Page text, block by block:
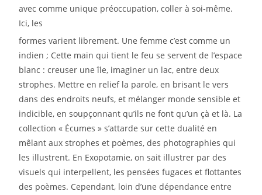
avec comme unique préoccupation, coller à soi-même.
Ici, les
formes varient librement. Une femme c’est comme un
indien ; Cette main qui tient le feu se serventde l’espace
blanc : creuser une île, imaginer un lac, entre deux
strophes. Mettre en relief la parole,en brisant le vers
dans des endroits neufs, et mélanger monde sensible et
indicible, en soupçonnantqu’ils ne font qu’un çà et là. La
collection « Écumes » s’attarde sur cette dualité en
mêlant aux strophes et poèmes, des photographies qui
les illustrent. En Exopotamie, on sait illustrer par des
visuels qui interpellent, les pensées fugaces et flottantes
des poèmes. Cependant, loin d’une dépendance entre